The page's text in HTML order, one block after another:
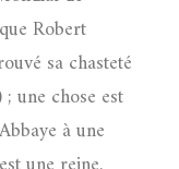
Robert
sa chasteté
une chose est
à une